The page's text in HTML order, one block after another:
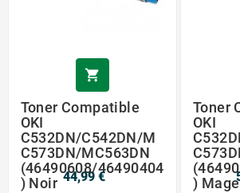

Toner Compatible
OKI
C532DN/C542DN/M
C573DN/MC563DN
(46490608/46490404
) Noir 44,99 €
Toner
OKI
)